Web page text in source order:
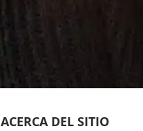
ACERCA DEL SITIO